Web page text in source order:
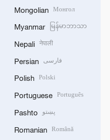
Mongolian Монгол
Myanmar မြန်မာဘာသာ
Nepali नेपाली
Persian فارسی
Polish Polski
Portuguese Português
Pashto پښتو
Romanian Română